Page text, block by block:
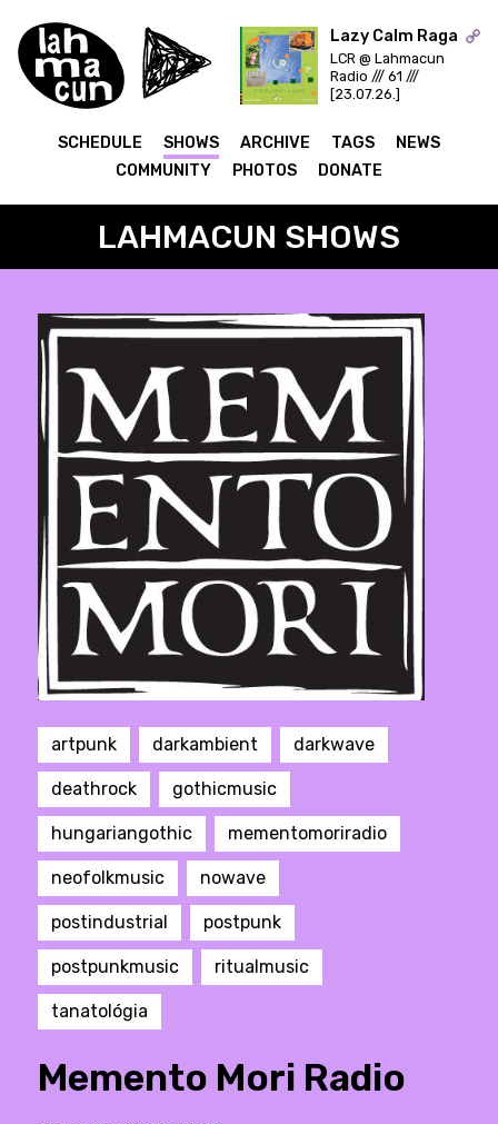
ON AIR
Lazy Calm Raga
LCR @ Lahmacun
Radio /// 61 ///
[23.07.26.]
SCHEDULE SHOWS ARCHIVE TAGS
NEWS
COMMUNITY
PHOTOS DONATE
LAHMACUN SHOWS
artpunk darkambient darkwave
deathrock gothicmusic
hungariangothic mementomoriradio
neofolkmusic nowave
postindustrial postpunk
postpunkmusic ritualmusic
tanatológia
Memento Mori Radio